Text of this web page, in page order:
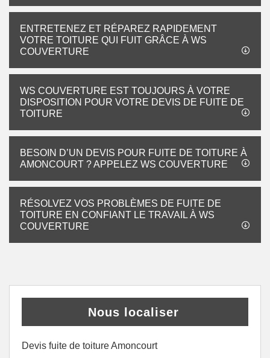
ENTRETENEZ ET RÉPAREZ RAPIDEMENT
VOTRE TOITURE QUI FUIT GRÂCE À WS
COUVERTURE
WS COUVERTURE EST TOUJOURS À VOTRE
DISPOSITION POUR VOTRE DEVIS DE FUITE DE
TOITURE
BESOIN D’UN DEVIS POUR FUITE DE TOITURE À
AMONCOURT ? APPELEZ WS COUVERTURE
RÉSOLVEZ VOS PROBLÈMES DE FUITE DE
TOITURE EN CONFIANT LE TRAVAIL À WS
COUVERTURE
Nous localiser
Devis fuite de toiture Amoncourt